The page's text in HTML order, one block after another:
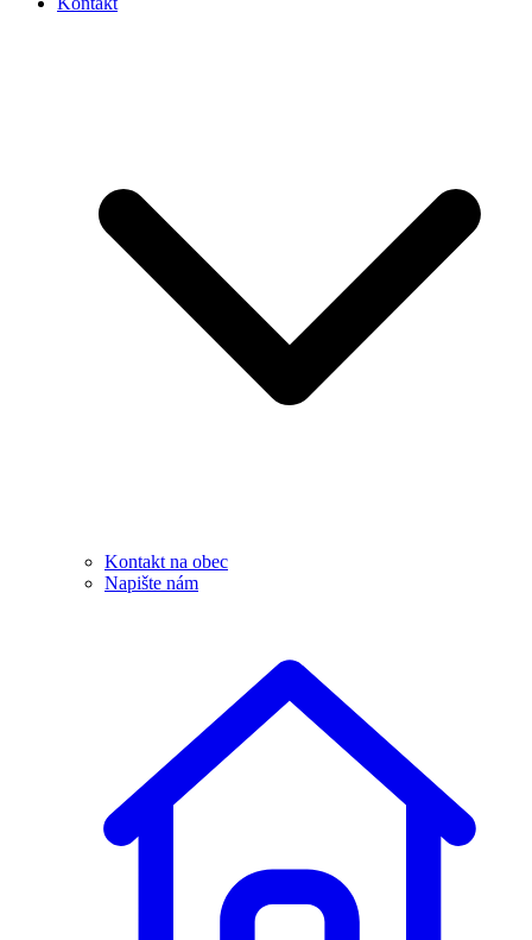
Kontakt na obec
Napište nám